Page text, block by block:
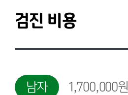
검진 비용
남자 1,700,000원